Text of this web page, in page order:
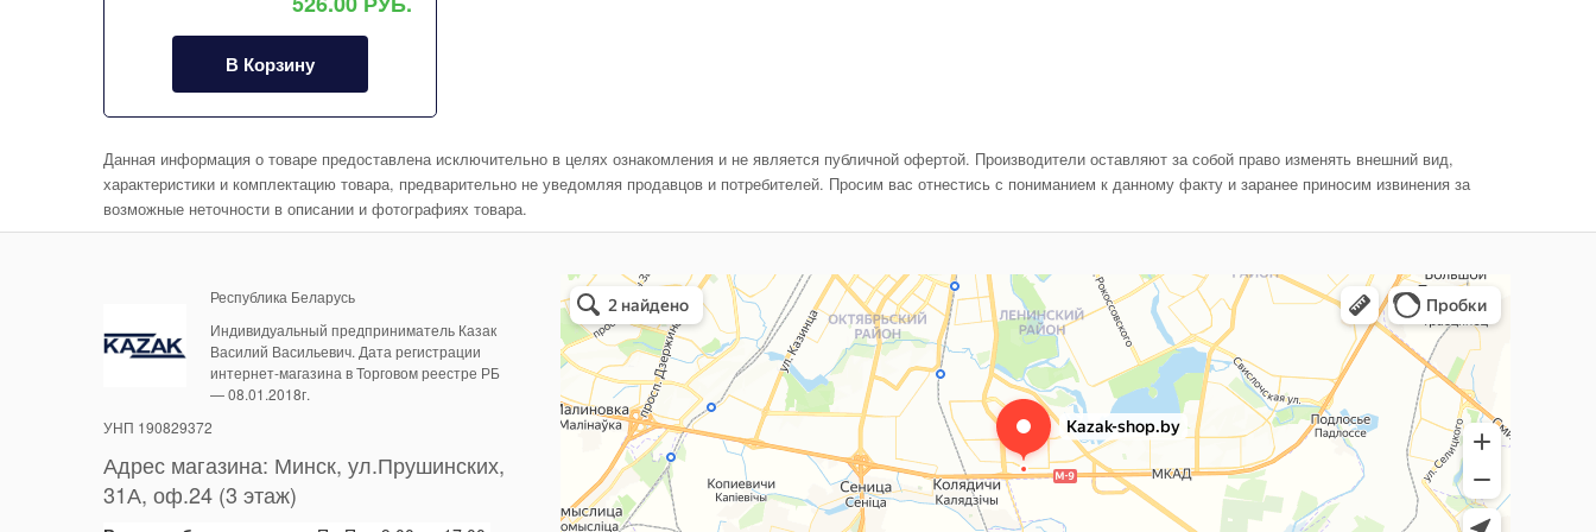
В Корзину
Данная информация о товаре предоставлена исключительно в целях ознакомления и не является публичной офертой. Производители оставляют за собой право изменять внешний вид,
характеристики и комплектацию товара, предварительно не уведомляя продавцов и потребителей. Просим вас отнестись с пониманием к данному факту и заранее приносим извинения за
возможные неточности в описании и фотографиях товара.
Республика Беларусь
Индивидуальный предприниматель Казак
Василий Васильевич. Дата регистрации
интернет-магазина в Торговом реестре РБ
— 08.01.2018г.
УНП 190829372
Адрес магазина: Минск, ул.Прушинских,
31А, оф.24 (3 этаж)